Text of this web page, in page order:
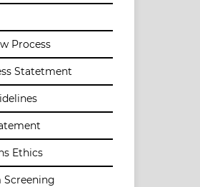
Process
Statetment
Ethics
Screening